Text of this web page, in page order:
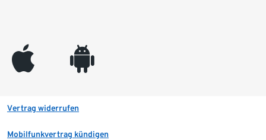
appleinc android
Vertrag widerrufen
Mobilfunkvertrag kündigen